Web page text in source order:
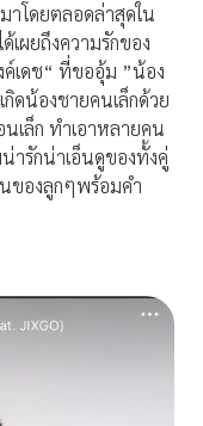
าโดยตลอดล่าสุดใน
ผยถึงความรักของ
เดช“ ที่ขออุ้ม ”น้อง
ดน้องชายคนเล็กด้วย
นเล็ก ทำเอาหลายคน
ารักน่าเอ็นดูของทั้งคู่
ของลูกๆพร้อมคำ